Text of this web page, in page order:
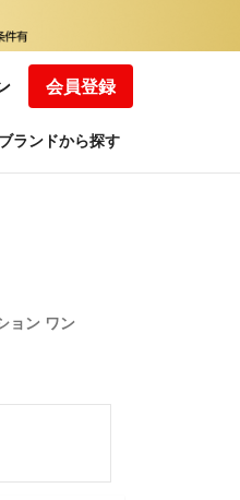
会員登録
ブランドから探す
ョン ワン